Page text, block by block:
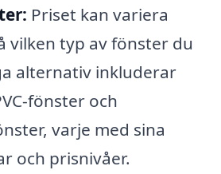
Priset kan variera
vilken typ av fönster du
alternativ inkluderar
fönster och
varje med sina
och prisnivåer.